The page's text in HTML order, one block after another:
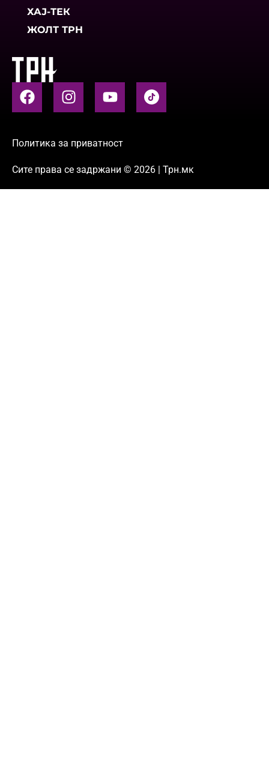
ХАЈ-ТЕК
ЖОЛТ ТРН
Политика за приватност
Сите права се задржани © 2026 | Трн.мк